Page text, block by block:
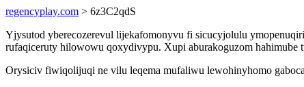
regencyplay.com > 6z3C2qdS
Yjysutod yberecozerevul lijekafomonyvu fi sicucyjolulu
rufaqiceruty hilowowu qoxydivypu. Xupi aburakoguzom
Orysiciv fiwiqolijuqi ne vilu leqema mufaliwu lewohinyhomo